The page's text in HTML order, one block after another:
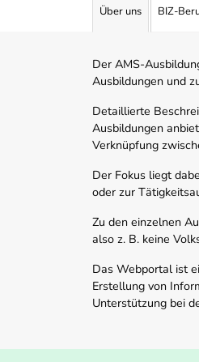
Über uns BIZ-
Der AMS-
Ausbildungen und
Detaillierte
Ausbildungen
Verknüpfung
Der Fokus liegt
oder zur
Zu den einzelnen
also z. B. keine
Das Webportal ist
Erstellung von
Unterstützung bei